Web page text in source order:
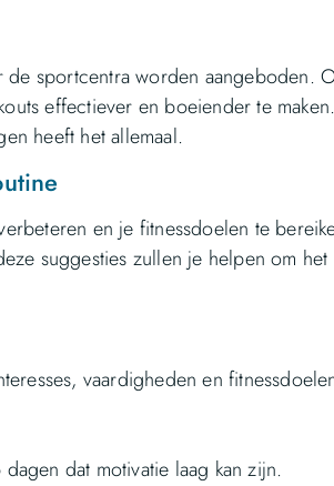
sportcentra worden aangeboden.
effectiever en boeiender te
heeft het allemaal.
en je fitnessdoelen te
suggesties zullen je helpen om het
vaardigheden en
dat motivatie laag kan zijn.